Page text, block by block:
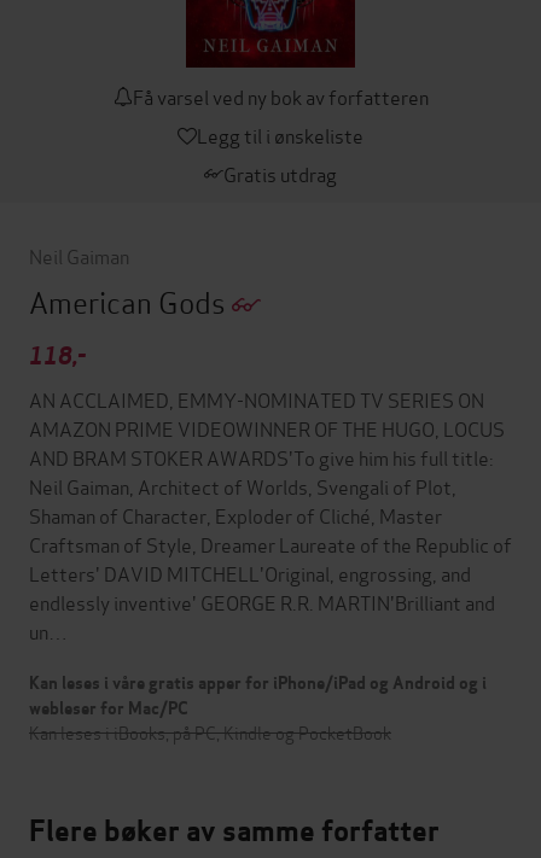
Få varsel ved ny bok av forfatteren
Legg til i ønskeliste
Gratis utdrag
Neil Gaiman
American Gods
118,-
AN ACCLAIMED, EMMY-NOMINATED TV SERIES ON
AMAZON PRIME VIDEOWINNER OF THE HUGO, LOCUS
AND BRAM STOKER AWARDS'To give him his full title:
Neil Gaiman, Architect of Worlds, Svengali of Plot,
Shaman of Character, Exploder of Cliché, Master
Craftsman of Style, Dreamer Laureate of the Republic of
Letters' DAVID MITCHELL'Original, engrossing, and
endlessly inventive' GEORGE R.R. MARTIN'Brilliant and
un…
Kan leses i våre gratis apper for iPhone/iPad og Android og i
webleser for Mac/PC
Kan leses i iBooks, på PC, Kindle og PocketBook
Flere bøker av samme forfatter